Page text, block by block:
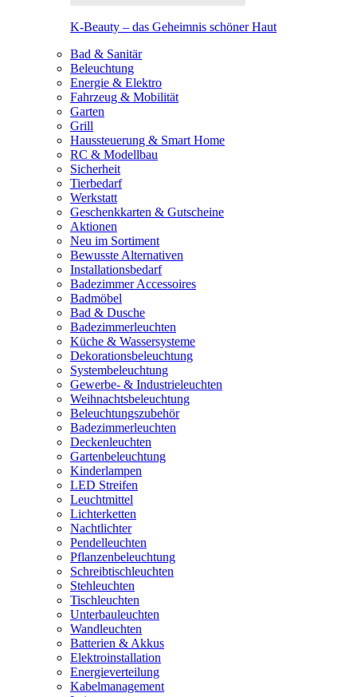
K-Beauty – das Geheimnis schöner Haut
Bad & Sanitär
Beleuchtung
Energie & Elektro
Fahrzeug & Mobilität
Garten
Grill
Haussteuerung & Smart Home
RC & Modellbau
Sicherheit
Tierbedarf
Werkstatt
Geschenkkarten & Gutscheine
Aktionen
Neu im Sortiment
Bewusste Alternativen
Installationsbedarf
Badezimmer Accessoires
Badmöbel
Bad & Dusche
Badezimmerleuchten
Küche & Wassersysteme
Dekorationsbeleuchtung
Systembeleuchtung
Gewerbe- & Industrieleuchten
Weihnachtsbeleuchtung
Beleuchtungszubehör
Badezimmerleuchten
Deckenleuchten
Gartenbeleuchtung
Kinderlampen
LED Streifen
Leuchtmittel
Lichterketten
Nachtlichter
Pendelleuchten
Pflanzenbeleuchtung
Schreibtischleuchten
Stehleuchten
Tischleuchten
Unterbauleuchten
Wandleuchten
Batterien & Akkus
Elektroinstallation
Energieverteilung
Kabelmanagement